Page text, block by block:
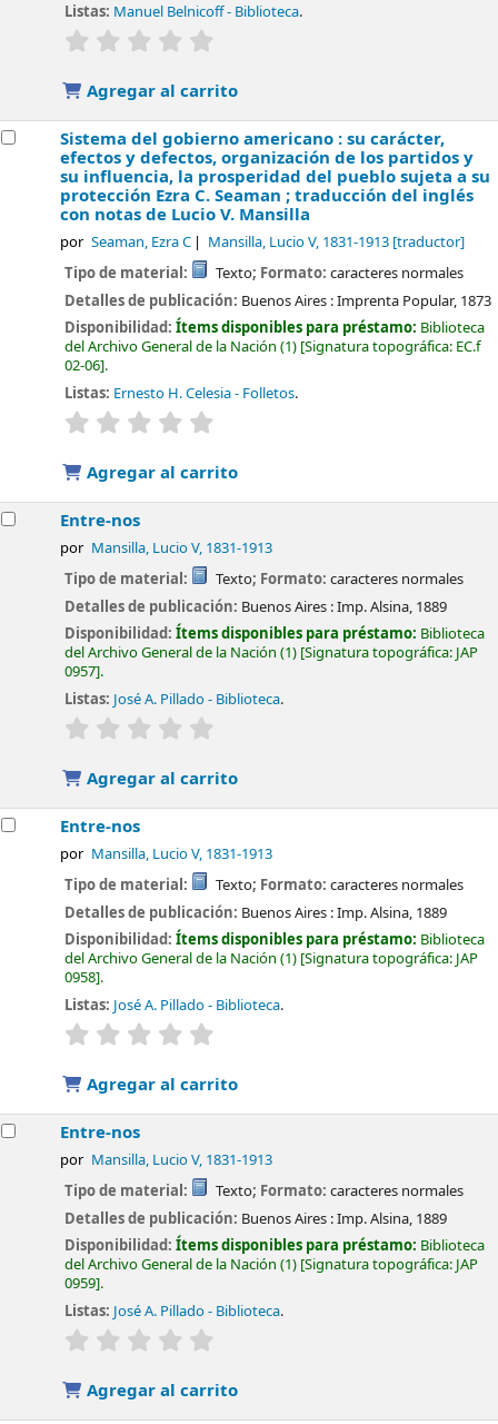
Listas: Manuel Belnicoff - Biblioteca.
valoración
Agregar al carrito
Sistema del gobierno americano : su carácter,
efectos y defectos, organización de los partidos y
su influencia, la prosperidad del pueblo sujeta a su
protección Ezra C. Seaman ; traducción del inglés
con notas de Lucio V. Mansilla
por Seaman, Ezra C Mansilla, Lucio V, 1831-1913[traductor]
Tipo de material: Texto; Formato: caracteres normales
Detalles de publicación: Buenos Aires :Imprenta Popular, 1873
Disponibilidad:Ítems disponibles para préstamo: Biblioteca
del Archivo General de la Nación (1) Signatura topográfica: EC.f
02-06 .
Listas: Ernesto H. Celesia - Folletos.
valoración
Agregar al carrito
Entre-nos
por Mansilla, Lucio V, 1831-1913
Tipo de material: Texto; Formato: caracteres normales
Detalles de publicación: Buenos Aires :Imp. Alsina, 1889
Disponibilidad:Ítems disponibles para préstamo: Biblioteca
del Archivo General de la Nación (1) Signatura topográfica: JAP
0957 .
Listas: José A. Pillado - Biblioteca.
valoración
Agregar al carrito
Entre-nos
por Mansilla, Lucio V, 1831-1913
Tipo de material: Texto; Formato: caracteres normales
Detalles de publicación: Buenos Aires :Imp. Alsina, 1889
Disponibilidad:Ítems disponibles para préstamo: Biblioteca
del Archivo General de la Nación (1) Signatura topográfica: JAP
0958 .
Listas: José A. Pillado - Biblioteca.
valoración
Agregar al carrito
Entre-nos
por Mansilla, Lucio V, 1831-1913
Tipo de material: Texto; Formato: caracteres normales
Detalles de publicación: Buenos Aires :Imp. Alsina, 1889
Disponibilidad:Ítems disponibles para préstamo: Biblioteca
del Archivo General de la Nación (1) Signatura topográfica: JAP
0959 .
Listas: José A. Pillado - Biblioteca.
valoración
Agregar al carrito